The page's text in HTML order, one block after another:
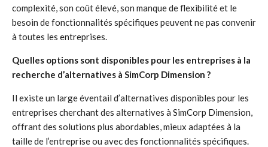
complexité, son coût élevé, son manque de flexibilité et le
besoin de fonctionnalités spécifiques peuvent ne pas convenir
à toutes les entreprises.
Quelles options sont disponibles pour les entreprises à la
recherche d’alternatives à SimCorp Dimension ?
Il existe un large éventail d’alternatives disponibles pour les
entreprises cherchant des alternatives à SimCorp Dimension,
offrant des solutions plus abordables, mieux adaptées à la
taille de l’entreprise ou avec des fonctionnalités spécifiques.